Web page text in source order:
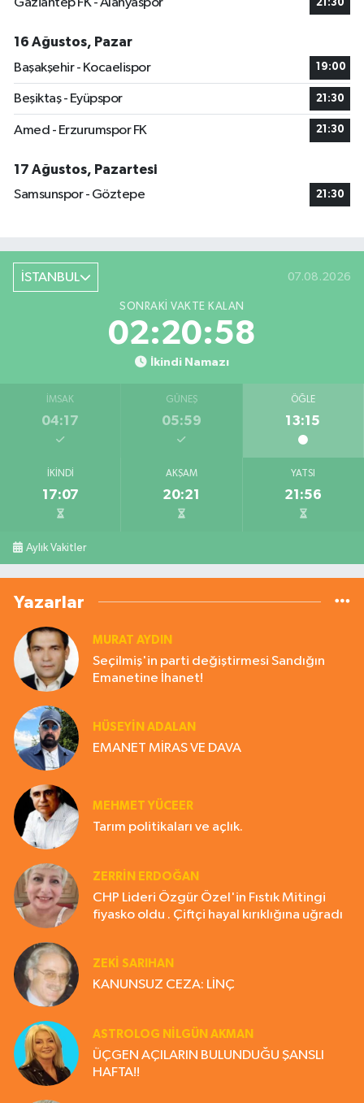
Gaziantep FK - Alanyaspor 21:30
16 Ağustos, Pazar
Başakşehir - Kocaelispor
19:00
Beşiktaş - Eyüpspor 21:30
Amed - Erzurumspor FK 21:30
17 Ağustos, Pazartesi
Samsunspor - Göztepe
21:30
İSTANBUL 07.08.2026
SONRAKI VAKTE KALAN
02:20:57
İkindi Namazı
İMSAK
04:17
GÜNEŞ
05:59
ÖĞLE
13:15
İKINDI
17:07
AKŞAM
20:21
YATSI
21:56
Aylık Vakitler
Yazarlar
MURAT AYDIN
Seçilmiş'in parti değiştirmesi Sandığın
Emanetine İhanet!
HÜSEYIN ADALAN
EMANET MİRAS VE DAVA
MEHMET YÜCEER
Tarım politikaları ve açlık.
ZERRIN ERDOĞAN
CHP Lideri Özgür Özel'in Fıstık Mitingi
fiyasko oldu . Çiftçi hayal kırıklığına uğradı
ZEKI SARIHAN
KANUNSUZ CEZA: LİNÇ
ASTROLOG NILGÜN AKMAN
ÜÇGEN AÇILARIN BULUNDUĞU ŞANSLI
HAFTA!!